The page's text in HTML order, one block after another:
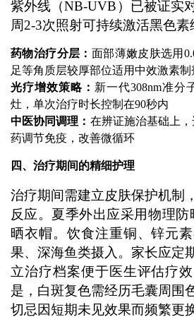
紫外线（NB-UVB）已被证实
周2-3次照射可持续激活黑色素
药物治疗分层： 面部薄嫩皮肤选用
足等角质层较厚部位适用中效激素制
光疗增效策略： 新一代308nm准分
灶，单次治疗时长控制在90秒内
中医协同调理： 在辨证施治基础上
药调节免疫，改善微循环
四、治疗期间的精细护理
治疗期间需建立皮肤保护机制
反应。夏季外出应采用物理防
晒衣帽。饮食注重铜、锌元
果、深海鱼类摄入。家长应定
立治疗档案便于医生评估疗
是，白斑复色需经历毛囊周围
切忌因短期未见效果而频繁更